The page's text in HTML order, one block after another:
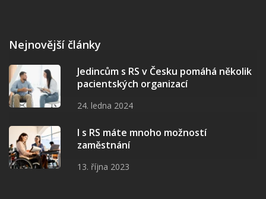
Nejnovější články
Jedincům s RS v Česku pomáhá několik
pacientských organizací
24. ledna 2024
I s RS máte mnoho možností
zaměstnání
13. října 2023